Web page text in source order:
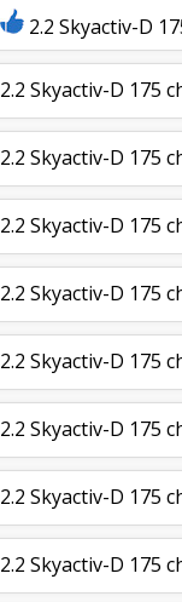
2.2 Skyactiv-D
2.2 Skyactiv-D 175
2.2 Skyactiv-D 175
2.2 Skyactiv-D 175
2.2 Skyactiv-D 175
2.2 Skyactiv-D 175
2.2 Skyactiv-D 175
2.2 Skyactiv-D 175
2.2 Skyactiv-D 175